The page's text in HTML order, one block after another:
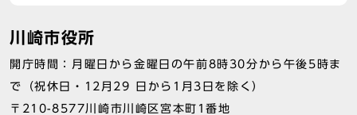
川崎市役所
開庁時間：月曜日から金曜日の午前8時30分から午後5時ま
で（祝休日・12月29 日から1月3日を除く）
〒210-8577川崎市川崎区宮本町1番地